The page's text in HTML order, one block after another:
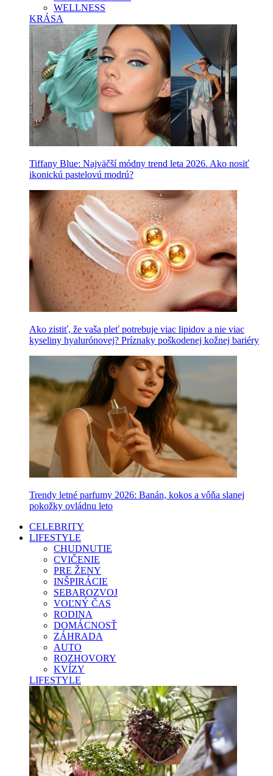
WELLNESS
KRÁSA
Tiffany Blue: Najväčší módny trend leta 2026. Ako nosiť
ikonickú pastelovú modrú?
Ako zistiť, že vaša pleť potrebuje viac lipidov a nie viac
kyseliny hyalurónovej? Príznaky poškodenej kožnej bariéry
Trendy letné parfumy 2026: Banán, kokos a vôňa slanej
pokožky ovládnu leto
CELEBRITY
LIFESTYLE
CHUDNUTIE
CVIČENIE
PRE ŽENY
INŠPIRÁCIE
SEBAROZVOJ
VOĽNÝ ČAS
RODINA
DOMÁCNOSŤ
ZÁHRADA
AUTO
ROZHOVORY
KVÍZY
LIFESTYLE